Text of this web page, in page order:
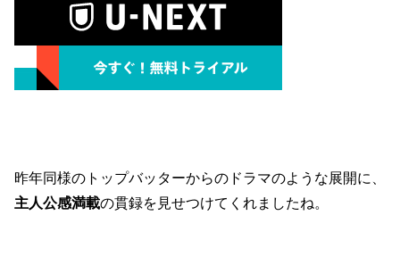
昨年同様のトップバッターからのドラマのような展開に、
主人公感満載の貫録を見せつけてくれましたね。